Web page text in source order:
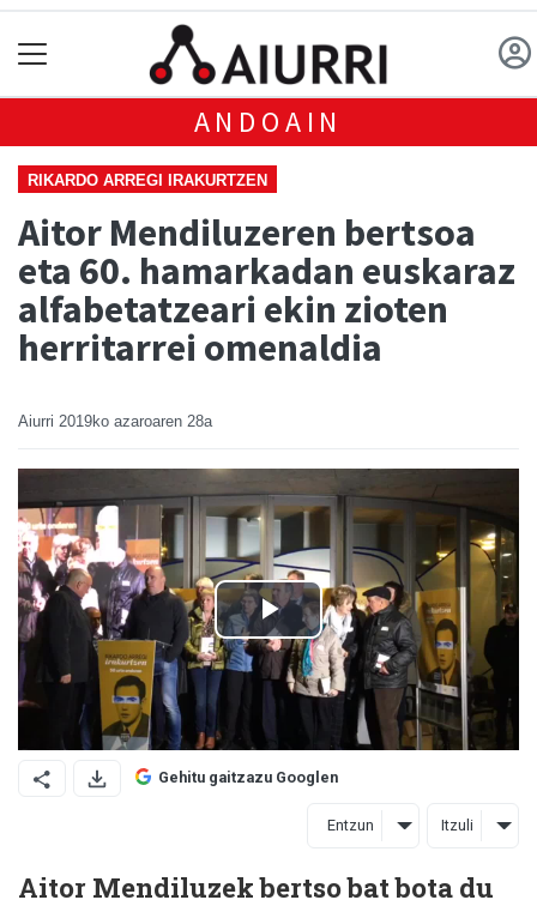
ANDOAIN
RIKARDO ARREGI IRAKURTZEN
Aitor Mendiluzeren bertsoa
eta 60. hamarkadan euskaraz
alfabetatzeari ekin zioten
herritarrei omenaldia
Aiurri 2019ko azaroaren 28a
Gehitu gaitzazu Googlen
Entzun Itzuli
Aitor Mendiluzek bertso bat bota du